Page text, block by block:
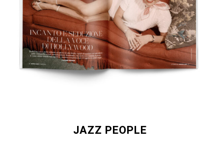
JAZZ PEOPLE